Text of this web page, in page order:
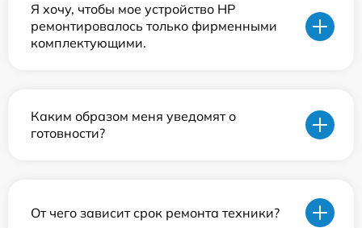
Я хочу, чтобы мое устройство HP
ремонтировалось только фирменными
комплектующими.
Каким образом меня уведомят о
готовности?
От чего зависит срок ремонта техники?